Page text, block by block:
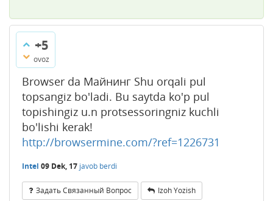
+5
ovoz
Browser da Майнинг Shu orqali pul
topsangiz bo'ladi. Bu saytda ko'p pul
topishingiz u.n protsessoringniz kuchli
bo'lishi kerak!
http://browsermine.com/?ref=1226731
Intel 09 Dek, 17 javob berdi
Задать Связанный Вопрос Izoh Yozish